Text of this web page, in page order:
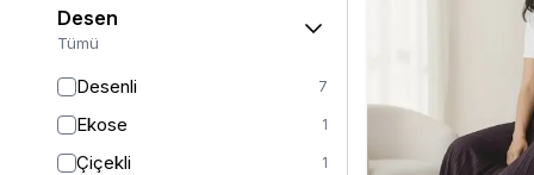
Desen
Tümü
Desenli 7
Ekose 1
Çiçekli 1